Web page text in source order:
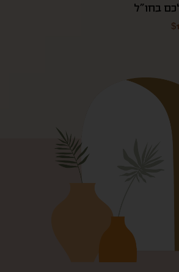
בחו"ל
$